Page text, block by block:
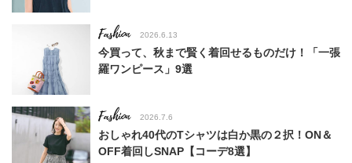
Fashion 2026.6.13
今買って、秋まで賢く着回せるものだけ！「一張
羅ワンピース」9選
Fashion 2026.7.6
おしゃれ40代のTシャツは白か黒の２択！ON＆
OFF着回しSNAP【コーデ8選】